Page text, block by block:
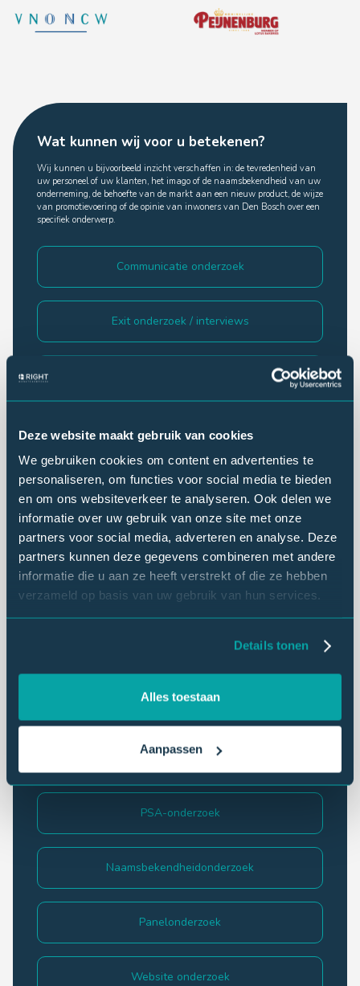
Deze website maakt gebruik van cookies
We gebruiken cookies om content en advertenties te
personaliseren, om functies voor social media te bieden
en om ons websiteverkeer te analyseren. Ook delen we
informatie over uw gebruik van onze site met onze
partners voor social media, adverteren en analyse. Deze
partners kunnen deze gegevens combineren met andere
informatie die u aan ze heeft verstrekt of die ze hebben
verzameld op basis van uw gebruik van hun services.
Details tonen
Alles toestaan
Aanpassen
Wat kunnen wij voor u betekenen?
Wij kunnen u bijvoorbeeld inzicht verschaffen in: de tevredenheid van
uw personeel of uw klanten, het imago of de naamsbekendheid van uw
onderneming, de behoefte van de markt aan een nieuw product, de wijze
van promotievoering of de opinie van inwoners van Den Bosch over een
specifiek onderwerp.
Communicatie onderzoek
Exit onderzoek / interviews
Klantonderzoek
Lezersonderzoek
Luisteronderzoek
eNPS
Mystery shopping
Medewerkersonderzoek
PSA-onderzoek
Naamsbekendheidonderzoek
Panelonderzoek
Website onderzoek